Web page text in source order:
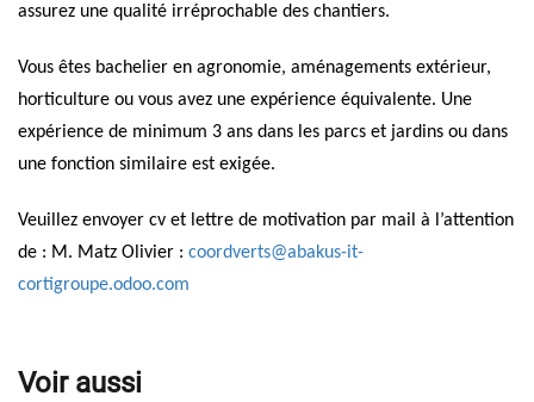
assurez une qualité irréprochable des chantiers.
Vous êtes bachelier en agronomie, aménagements extérieur,
horticulture ou vous avez une expérience équivalente. Une
expérience de minimum 3 ans dans les parcs et jardins ou dans
une fonction similaire est exigée.
Veuillez envoyer cv et lettre de motivation par mail à l’attention
de : M. Matz Olivier : coordverts@abakus-it-
cortigroupe.odoo.com
Voir aussi